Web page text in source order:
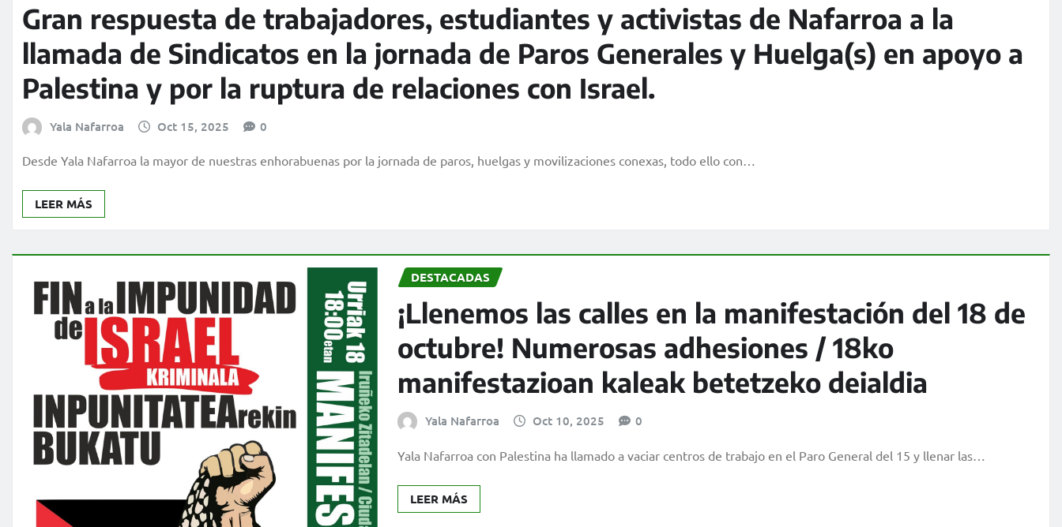
Gran respuesta de trabajadores, estudiantes y activistas de Nafarroa a la
llamada de Sindicatos en la jornada de Paros Generales y Huelga(s) en apoyo a
Palestina y por la ruptura de relaciones con Israel.
Yala Nafarroa Oct 15, 2025 0
Desde Yala Nafarroa la mayor de nuestras enhorabuenas por la jornada de paros, huelgas y movilizaciones conexas, todo ello con…
LEER MÁS
DESTACADAS
¡Llenemos las calles en la manifestación del 18 de
octubre! Numerosas adhesiones / 18ko
manifestazioan kaleak betetzeko deialdia
Yala Nafarroa Oct 10, 2025 0
Yala Nafarroa con Palestina ha llamado a vaciar centros de trabajo en el Paro General del 15 y llenar las…
LEER MÁS